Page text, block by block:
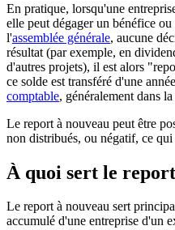
En pratique, lorsqu'une
elle peut dégager un bénéfice
l'assemblée générale, aucune
résultat (par exemple, en
d'autres projets), il est alors
ce solde est transféré d'une
comptable, généralement dans
Le report à nouveau peut être
non distribués, ou négatif, ce qui
À quoi sert le
Le report à nouveau sert
accumulé d'une entreprise d'un